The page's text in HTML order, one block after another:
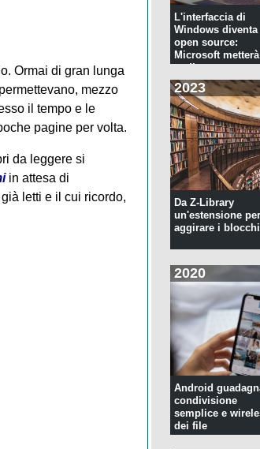
Ormai di gran lunga
mezzo
il tempo e le
pagine per volta.
da leggere si
in attesa di
letti e il cui ricordo,
L'interfaccia di
Windows diventa
open source:
Microsoft metterà
codi...
2023
Da Z-Library
un'estensione per
aggirare i blocchi
2020
Android
condivisione
semplice e
dei file